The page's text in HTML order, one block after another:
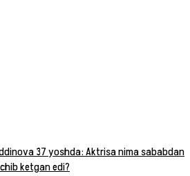
37 yoshda: Aktrisa nima sababdan
ketgan edi?